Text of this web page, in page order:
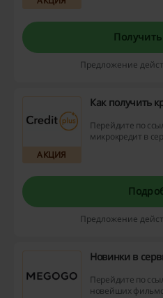
сейчас!
Предложение
АКЦИЯ
Как получить
Перейдите по
микрокредит в
Предложение
Новинки в
Перейдите по
новейших